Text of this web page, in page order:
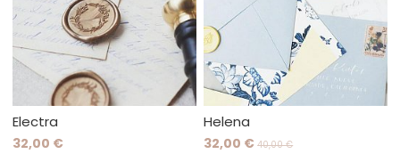
Electra
32,00 €
Helena
32,00 €40,00 €